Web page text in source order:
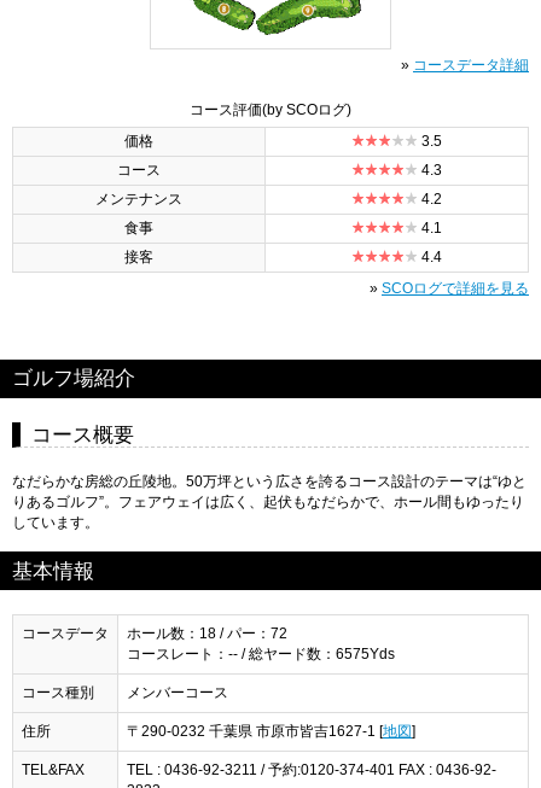
» コースデータ詳細
コース評価(by SCOログ)
価格
3.5
コース
4.3
メンテナンス
4.2
食事
4.1
接客
4.4
» SCOログで詳細を見る
ゴルフ場紹介
コース概要
なだらかな房総の丘陵地。50万坪という広さを誇るコース設計のテーマは“ゆと
りあるゴルフ”。フェアウェイは広く、起伏もなだらかで、ホール間もゆったり
しています。
基本情報
コースデータ
ホール数：18 / パー：72
コースレート：-- / 総ヤード数：6575Yds
コース種別 メンバーコース
住所 〒290-0232 千葉県 市原市皆吉1627-1 [ 地図
TEL&FAX
TEL : 0436-92-3211 / 予約:0120-374-401 FAX : 0436-92-